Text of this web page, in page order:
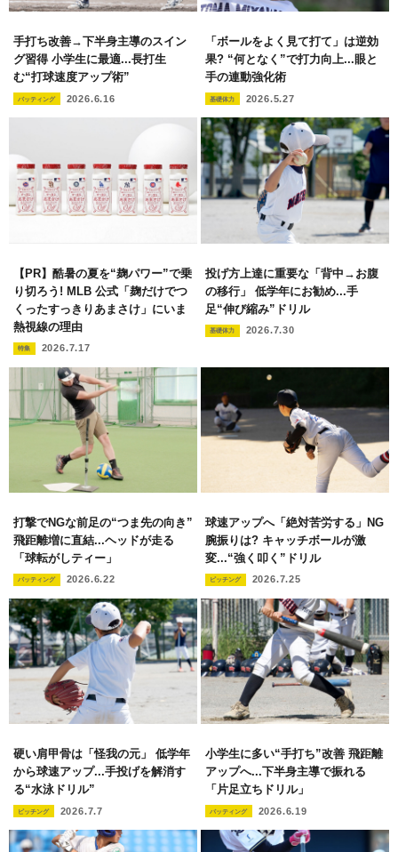
手打ち改善→下半身主導のスイン
グ習得 小学生に最適...長打生
む“打球速度アップ術”
バッティング 2026.6.16
「ボールをよく見て打て」は逆効
果? “何となく”で打力向上...眼と
手の連動強化術
基礎体力 2026.5.27
【PR】酷暑の夏を“麹パワー”で乗
り切ろう! MLB 公式「麹だけでつ
くったすっきりあまさけ」にいま
熱視線の理由
特集 2026.7.17
投げ方上達に重要な「背中→お腹
の移行」 低学年にお勧め...手
足“伸び縮み”ドリル
基礎体力 2026.7.30
打撃でNGな前足の“つま先の向き”
飛距離増に直結...ヘッドが走る
「球転がしティー」
バッティング 2026.6.22
球速アップへ「絶対苦労する」NG
腕振りは? キャッチボールが激
変...“強く叩く”ドリル
ピッチング 2026.7.25
硬い肩甲骨は「怪我の元」 低学年
から球速アップ...手投げを解消す
る“水泳ドリル”
ピッチング 2026.7.7
小学生に多い“手打ち”改善 飛距離
アップへ...下半身主導で振れる
「片足立ちドリル」
バッティング 2026.6.19